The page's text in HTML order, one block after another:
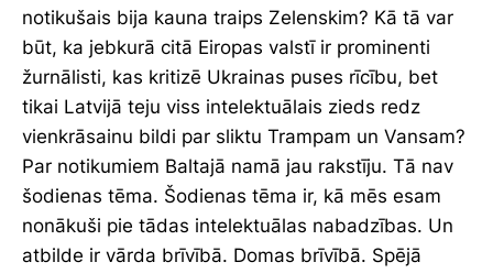
notikušais bija kauna traips Zelenskim? Kā tā var
būt, ka jebkurā citā Eiropas valstī ir prominenti
žurnālisti, kas kritizē Ukrainas puses rīcību, bet
tikai Latvijā teju viss intelektuālais zieds redz
vienkrāsainu bildi par sliktu Trampam un Vansam?
Par notikumiem Baltajā namā jau rakstīju. Tā nav
šodienas tēma. Šodienas tēma ir, kā mēs esam
nonākuši pie tādas intelektuālas nabadzības. Un
atbilde ir vārda brīvībā. Domas brīvībā. Spējā